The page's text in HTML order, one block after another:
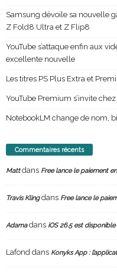
Samsung dévoile sa nouvelle
Z Fold8 Ultra et Z Flip8
YouTube s’attaque enfin aux
excellente nouvelle
Les titres PS Plus Extra et
YouTube Premium s’invite
NotebookLM change de nom,
Commentaires récents
Mattdans Free lance le paiement
Travis Klingdans Free lance le
Adamadans iOS 26.5 est
Lafond dans Konyks App :